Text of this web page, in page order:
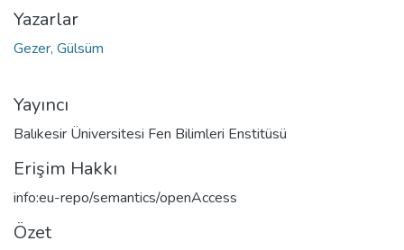
Yazarlar
Gezer, Gülsüm
Yayıncı
Balıkesir Üniversitesi Fen Bilimleri Enstitüsü
Erişim Hakkı
info:eu-repo/semantics/openAccess
Özet